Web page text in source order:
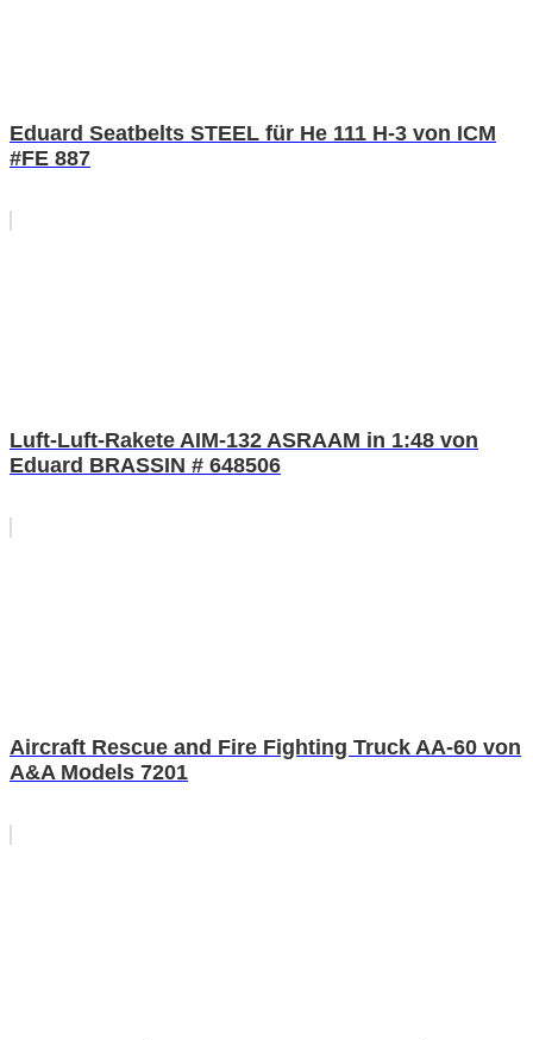
Eduard Seatbelts STEEL für He 111 H-3 von ICM
#FE 887
Luft-Luft-Rakete AIM-132 ASRAAM in 1:48 von
Eduard BRASSIN # 648506
Aircraft Rescue and Fire Fighting Truck AA-60 von
A&A Models 7201